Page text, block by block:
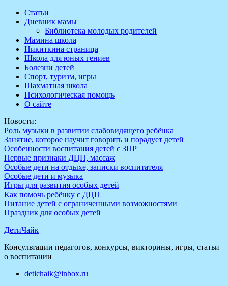
Перейти
содержимому
Статьи
Дневник мамы
Библиотека молодых родителей
Мамина школа
Никиткина страница
Школа для юных гениев
Болезни детей
Спорт, туризм, игры
Шахматная школа
Психологическая помощь
О сайте
Новости:
Роль музыки в развитии слабовидящего ребёнка
Занятие, которое научит говорить и порадует детей
Особенности воспитания детей с ЗПР
Первые признаки ДЦП, массаж
Особые дети на отдыхе, записки воспитателя
Особые дети и музыка
Игры для развития особых детей
Как помочь ребёнку с ДЦП
Питание детей с ограниченными возможностями
Праздник для особых детей
ДетиЧайк
Консультации педагогов, конкурсы, викторины, игры, статьи
о воспитании
detichaik@inbox.ru